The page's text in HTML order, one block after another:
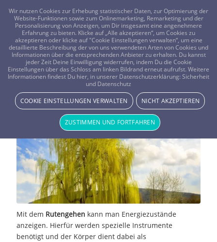
FRAGEN? KOSTENLOS ANRUFEN: 0800-8478266
Rutengänger, wie zuverlässig ist
diese Methode?
MAGIE & METHODEN
Mit dem Rutengehen kann man Energiezustände
anzeigen. Hierfür werden spezielle Instrumente
benötigt und der Körper dient dabei als
Wir nutzen Cookies zur Erhebung statistischer Daten, zur Optimierung der
Website-Funktionen sowie zum Onlinemarketing, Remarketing und der
Personalisierung von Anzeigen, um Dir insgesamt eine angenehmere
Erfahrung zu bieten. Klicke auf „Alle akzeptieren“, um Cookies zu
akzeptieren oder klicke auf "Cookie Einstellungen verwalten“, um eine
detaillierte Beschreibung der von uns verwendeten Arten von Cookies und
Informationen über die entsprechenden Anbieter zu erhalten. Du kannst
jeder Zeit Deine Einwilligung widerrufen, indem Du die Cookie
Einstellungen über das Schloss am linken Bildrand erneut aufrufst. Weitere
Informationen findest Du hier, in unserer Datenschutzerklärung: Sicherheit
und Datenschutz
COOKIE EINSTELLUNGEN VERWALTEN NICHT AKZEPTIEREN
ZUSTIMMEN UND FORTFAHREN